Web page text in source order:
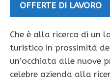
OFFERTE DI LAVORO
Che è alla ricerca di un
turistico in prossimità
un’occhiata alle nuove
celebre azienda alla